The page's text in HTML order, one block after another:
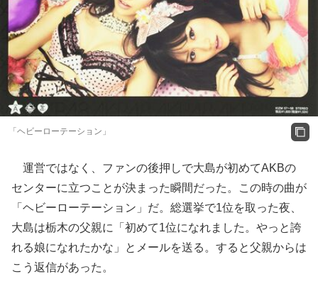
「ヘビーローテーション」
運営ではなく、ファンの後押しで大島が初めてAKBの
センターに立つことが決まった瞬間だった。この時の曲が
「ヘビーローテーション」だ。総選挙で1位を取った夜、
大島は栃木の父親に「初めて1位になれました。やっと誇
れる娘になれたかな」とメールを送る。すると父親からは
こう返信があった。